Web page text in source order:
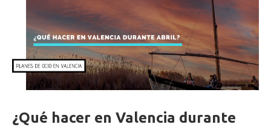
¿Qué hacer en Valencia durante